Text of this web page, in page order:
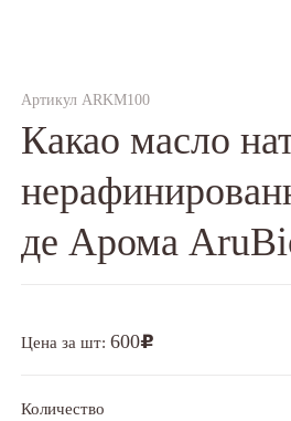
Артикул ARKM100
Какао масло
де Арома
Цена за шт: 600u
Количество